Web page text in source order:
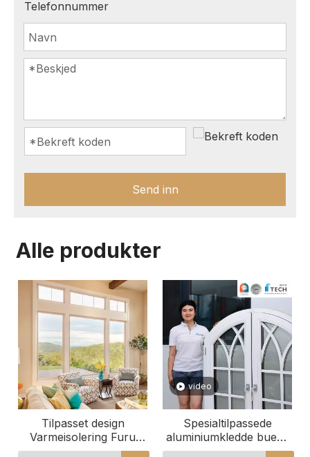
Telefonnummer
Send inn
Alle produkter
Tilpasset design
Varmeisolering Furu
Aluminium Kledd Tre
video
Spesialtilpassede
aluminiumkledde buede
trevinduer for